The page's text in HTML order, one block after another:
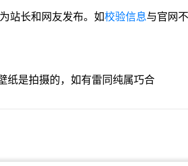
站长和网友发布。如校验信息与官网
纸是拍摄的，如有雷同纯属巧合